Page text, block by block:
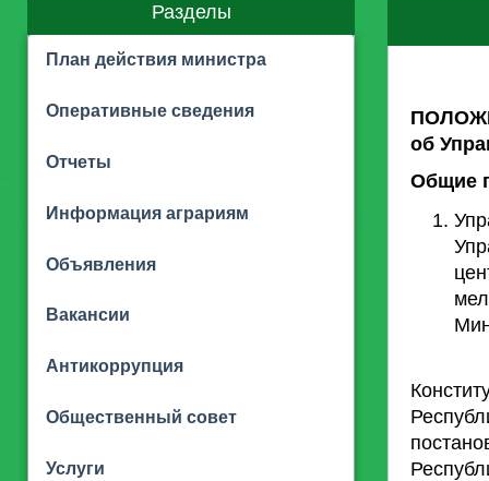
Разделы
План действия министра
Оперативные сведения
Отчеты
Информация аграриям
Объявления
Вакансии
Антикоррупция
Общественный совет
Услуги
об
Общие